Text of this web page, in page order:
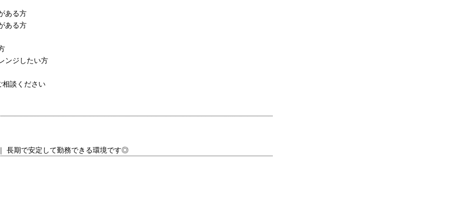
ある方
ある方
ンジしたい方
相談ください
長期で安定して勤務できる環境です◎